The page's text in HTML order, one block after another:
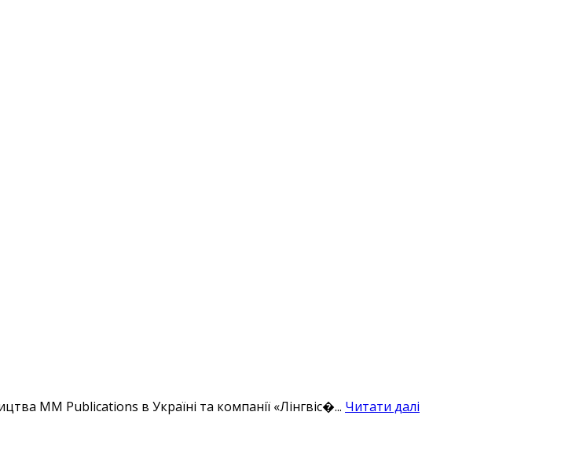
MM Publications в Україні та компанії «Лінгвіс�... Читати далі